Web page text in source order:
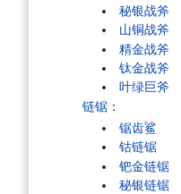
秘银战斧
山铜战斧
精金战斧
钛金战斧
叶绿巨斧
链锯 ：
锯齿鲨
钴链锯
钯金链锯
秘银链锯